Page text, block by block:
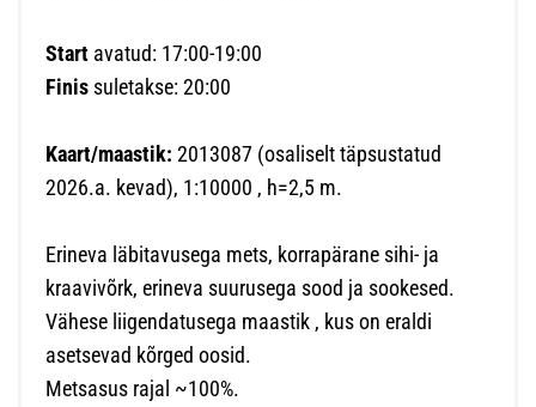
Start avatud: 17:00-19:00
Finis suletakse: 20:00
Kaart/maastik: 2013087 (osaliselt täpsustatud
2026.a. kevad), 1:10000 , h=2,5 m.
Erineva läbitavusega mets, korrapärane sihi- ja
kraavivõrk, erineva suurusega sood ja sookesed.
Vähese liigendatusega maastik , kus on eraldi
asetsevad kõrged oosid.
Metsasus rajal ~100%.